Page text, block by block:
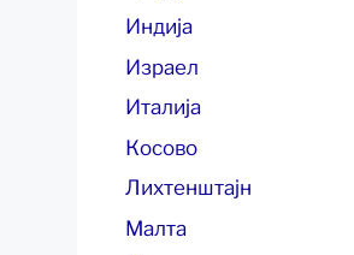
Индија
Израел
Италија
Косово
Лихтенштајн
Малта